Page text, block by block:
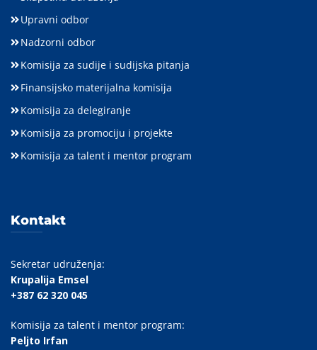
Upravni odbor
Nadzorni odbor
Komisija za sudije i sudijska pitanja
Finansijsko materijalna komisija
Komisija za delegiranje
Komisija za promociju i projekte
Komisija za talent i mentor program
Kontakt
Sekretar udruženja:
Krupalija Emsel
+387 62 320 045
Komisija za talent i mentor program:
Peljto Irfan